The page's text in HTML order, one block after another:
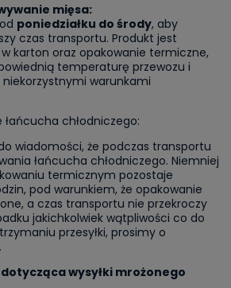
mięsa:
poniedziałku do środy, aby
czas transportu. Produkt jest
karton oraz opakowanie termiczne,
temperaturę przewozu i
warunkami
chłodniczego:
wiadomości, że podczas transportu
łańcucha chłodniczego. Niemniej
termicznym pozostaje
pod warunkiem, że opakowanie
a czas transportu nie przekroczy
jakichkolwiek wątpliwości co do
przesyłki, prosimy o
wysyłki mrożonego